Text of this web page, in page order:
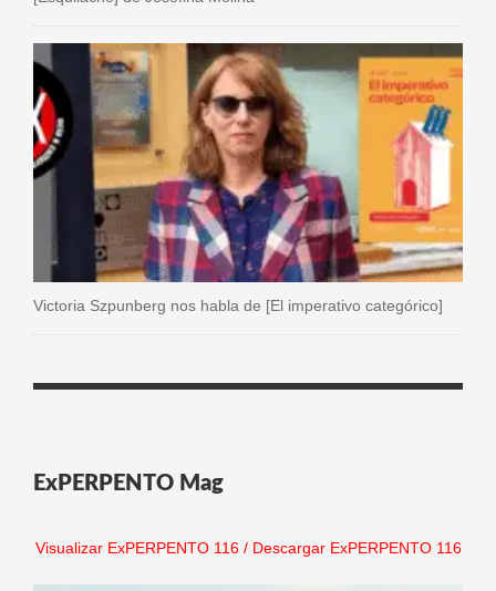
Victoria Szpunberg nos habla de [El imperativo categórico]
ExPERPENTO Mag
Visualizar ExPERPENTO 116/ Descargar ExPERPENTO 116